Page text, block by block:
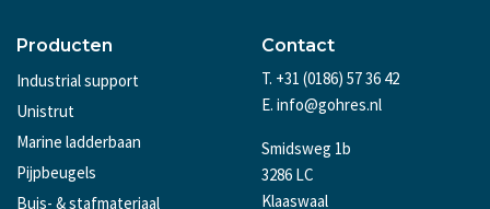
Producten
Industrial support
Unistrut
Marine ladderbaan
Pijpbeugels
Buis- & stafmateriaal
Contact
T. +31 (0186) 57 36 42
E. info@gohres.nl
Smidsweg 1b
3286 LC
Klaaswaal